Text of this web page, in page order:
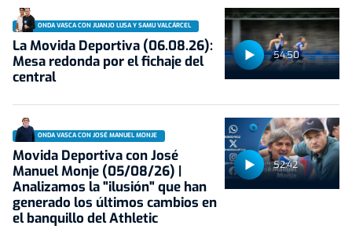
54:50
ONDA VASCA CON JUANJO LUSA Y SAMU VALCÁRCEL
La Movida Deportiva (06.08.26):
Mesa redonda por el fichaje del
central
52:42
ONDA VASCA CON JOSÉ MANUEL MONJE
Movida Deportiva con José
Manuel Monje (05/08/26) |
Analizamos la "ilusión" que han
generado los últimos cambios en
el banquillo del Athletic